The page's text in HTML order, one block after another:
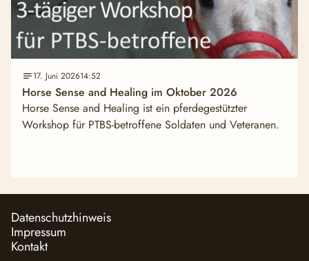
17. Juni 202614:52
Horse Sense and Healing im Oktober 2026
Horse Sense and Healing ist ein pferdegestützter
Workshop für PTBS-betroffene Soldaten und Veteranen.
Datenschutzhinweis
Impressum
Kontakt